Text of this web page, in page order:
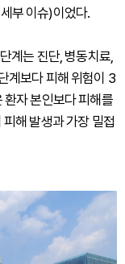
부 이슈)이었다.
계는 진단, 병동치료,
계보다 피해 위험이 3
환자 본인보다 피해를
해 발생과 가장 밀접